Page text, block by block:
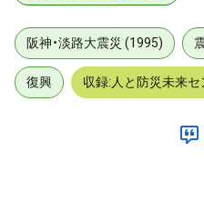
阪神・淡路大震災 (1995)
復興 収録:人と防災未来